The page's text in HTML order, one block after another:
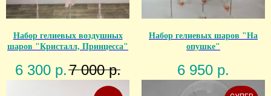
Набор гелиевых воздушных
шаров "Кристалл, Принцесса"
6 300 р.7 000 р.
Набор гелиевых шаров "На
опушке"
6 950 р.